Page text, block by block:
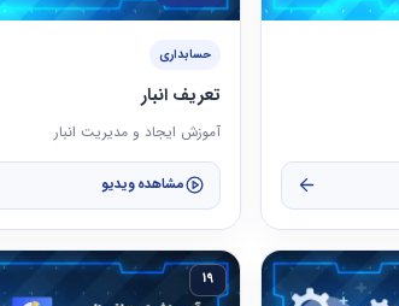
حسابداری
تعریف انبار
آموزش ایجاد و مدیریت انبار
مشاهده ویدیو
19